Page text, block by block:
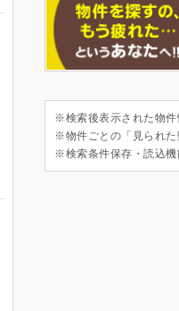
※検索後表示された物件
※物件ごとの「見られた
※検索条件保存・読込機